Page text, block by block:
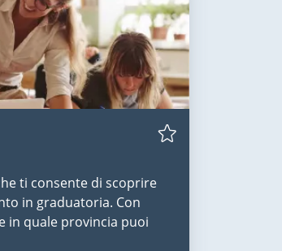
ti consente di scoprire
in graduatoria. Con
in quale provincia puoi